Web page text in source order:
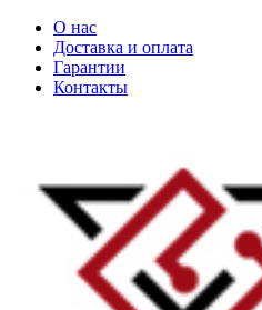
О нас
Доставка и оплата
Гарантии
Контакты